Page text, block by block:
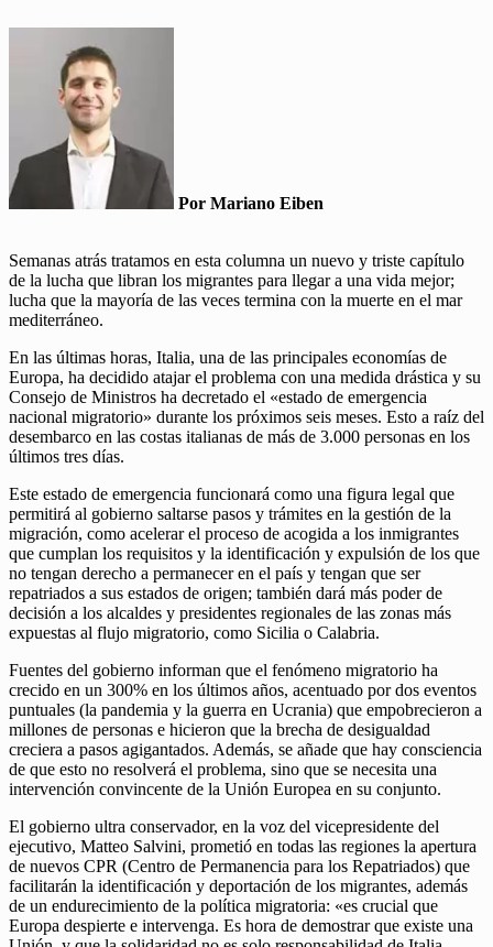
Por Mariano Eiben
Semanas atrás tratamos en esta columna un nuevo y triste capítulo
de la lucha que libran los migrantes para llegar a una vida mejor;
lucha que la mayoría de las veces termina con la muerte en el mar
mediterráneo.
En las últimas horas, Italia, una de las principales economías de
Europa, ha decidido atajar el problema con una medida drástica y su
Consejo de Ministros ha decretado el «estado de emergencia
nacional migratorio» durante los próximos seis meses. Esto a raíz del
desembarco en las costas italianas de más de 3.000 personas en los
últimos tres días.
Este estado de emergencia funcionará como una figura legal que
permitirá al gobierno saltarse pasos y trámites en la gestión de la
migración, como acelerar el proceso de acogida a los inmigrantes
que cumplan los requisitos y la identificación y expulsión de los que
no tengan derecho a permanecer en el país y tengan que ser
repatriados a sus estados de origen; también dará más poder de
decisión a los alcaldes y presidentes regionales de las zonas más
expuestas al flujo migratorio, como Sicilia o Calabria.
Fuentes del gobierno informan que el fenómeno migratorio ha
crecido en un 300% en los últimos años, acentuado por dos eventos
puntuales (la pandemia y la guerra en Ucrania) que empobrecieron a
millones de personas e hicieron que la brecha de desigualdad
creciera a pasos agigantados. Además, se añade que hay consciencia
de que esto no resolverá el problema, sino que se necesita una
intervención convincente de la Unión Europea en su conjunto.
El gobierno ultra conservador, en la voz del vicepresidente del
ejecutivo, Matteo Salvini, prometió en todas las regiones la apertura
de nuevos CPR (Centro de Permanencia para los Repatriados) que
facilitarán la identificación y deportación de los migrantes, además
de un endurecimiento de la política migratoria: «es crucial que
Europa despierte e intervenga. Es hora de demostrar que existe una